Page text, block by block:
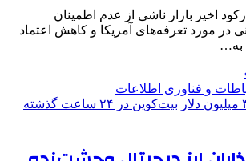
اخیر بازار ناشی از عدم اطمینان
در مورد تعرفه‌های آمریکا و کاهش اعتماد
به…
و فناوری اطلاعات